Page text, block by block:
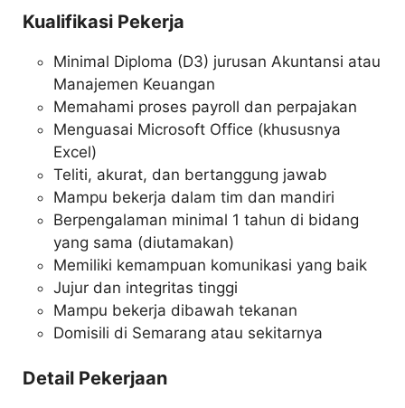
Kualifikasi Pekerja
Minimal Diploma (D3) jurusan Akuntansi atau
Manajemen Keuangan
Memahami proses payroll dan perpajakan
Menguasai Microsoft Office (khususnya
Excel)
Teliti, akurat, dan bertanggung jawab
Mampu bekerja dalam tim dan mandiri
Berpengalaman minimal 1 tahun di bidang
yang sama (diutamakan)
Memiliki kemampuan komunikasi yang baik
Jujur dan integritas tinggi
Mampu bekerja dibawah tekanan
Domisili di Semarang atau sekitarnya
Detail Pekerjaan